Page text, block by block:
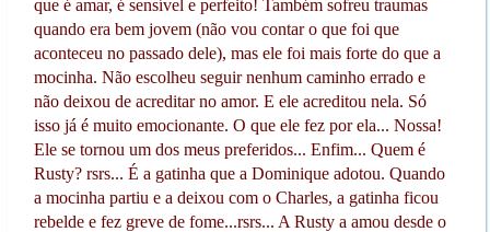
que é amar, é sensível e perfeito! Também sofreu traumas
quando era bem jovem (não vou contar o que foi que
aconteceu no passado dele), mas ele foi mais forte do que a
mocinha. Não escolheu seguir nenhum caminho errado e
não deixou de acreditar no amor. E ele acreditou nela. Só
isso já é muito emocionante. O que ele fez por ela... Nossa!
Ele se tornou um dos meus preferidos... Enfim... Quem é
Rusty? rsrs... É a gatinha que a Dominique adotou. Quando
a mocinha partiu e a deixou com o Charles, a gatinha ficou
rebelde e fez greve de fome...rsrs... A Rusty a amou desde o